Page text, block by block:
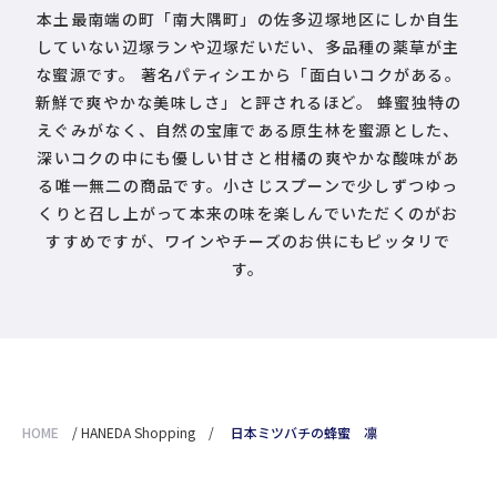
本土最南端の町「南大隅町」の佐多辺塚地区にしか自生
していない辺塚ランや辺塚だいだい、多品種の薬草が主
な蜜源です。 著名パティシエから「面白いコクがある。
新鮮で爽やかな美味しさ」と評されるほど。 蜂蜜独特の
えぐみがなく、自然の宝庫である原生林を蜜源とした、
深いコクの中にも優しい甘さと柑橘の爽やかな酸味があ
る唯一無二の商品です。小さじスプーンで少しずつゆっ
くりと召し上がって本来の味を楽しんでいただくのがお
すすめですが、ワインやチーズのお供にもピッタリで
す。
HOME /HANEDA Shopping / 日本ミツバチの蜂蜜 凛